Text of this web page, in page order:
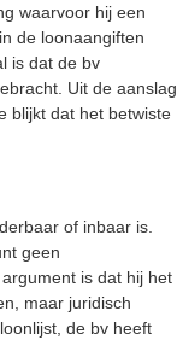
waarvoor hij een
de loonaangiften
is dat de bv
Uit de aanslag
blijkt dat het betwiste
of inbaar is.
geen
is dat hij het
maar juridisch
de bv heeft